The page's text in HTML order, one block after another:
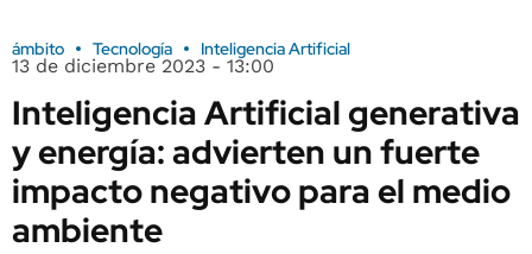
ámbito Tecnología Inteligencia Artificial
13 de diciembre 2023 - 13:00
Inteligencia Artificial generativa
y energía: advierten un fuerte
impacto negativo para el medio
ambiente